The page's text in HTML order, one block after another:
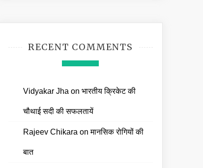
RECENT COMMENTS
Vidyakar Jha on भारतीय क्रिकेट की
चौथाई सदी की सफलतायें
Rajeev Chikara onमानसिक रोगियों की
बात